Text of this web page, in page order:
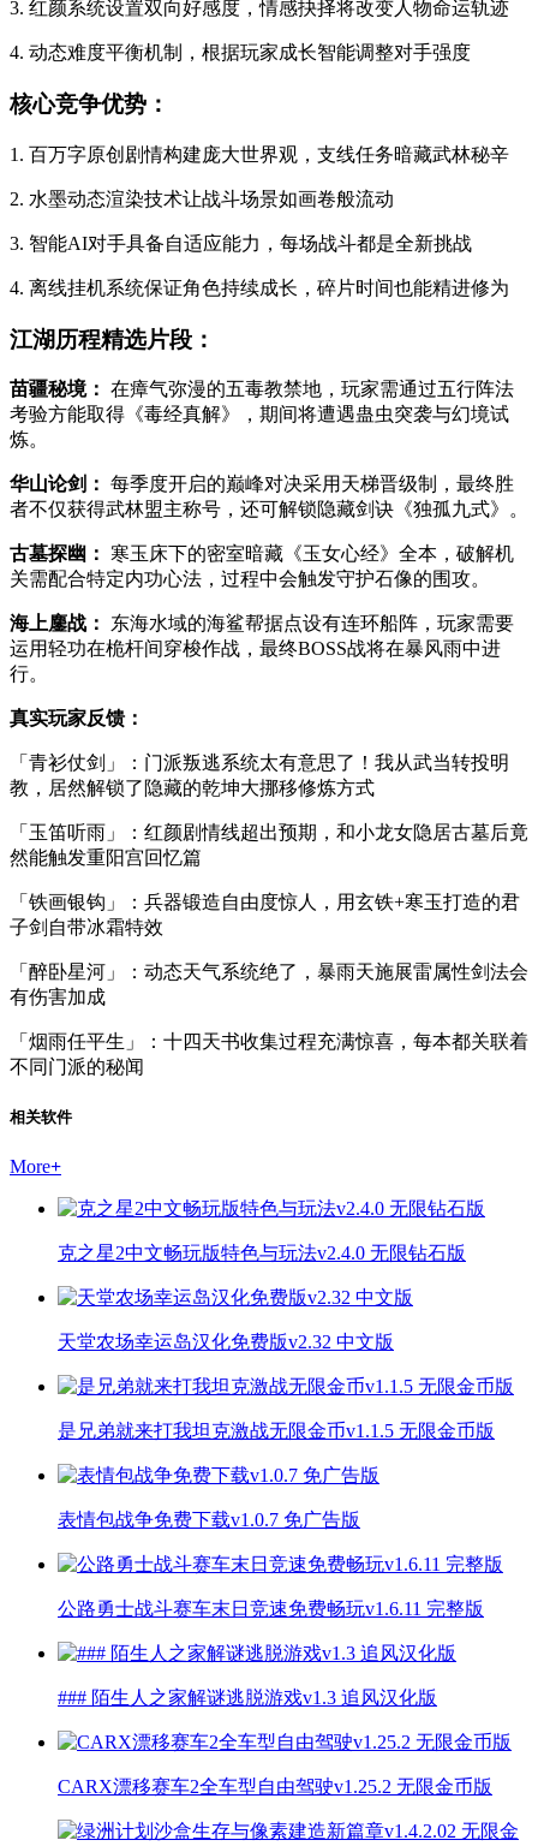
3. 红颜系统设置双向好感度，情感抉择将改变人物命运轨迹
4. 动态难度平衡机制，根据玩家成长智能调整对手强度
核心竞争优势：
1. 百万字原创剧情构建庞大世界观，支线任务暗藏武林秘辛
2. 水墨动态渲染技术让战斗场景如画卷般流动
3. 智能AI对手具备自适应能力，每场战斗都是全新挑战
4. 离线挂机系统保证角色持续成长，碎片时间也能精进修为
江湖历程精选片段：
苗疆秘境： 在瘴气弥漫的五毒教禁地，玩家需通过五行阵法
考验方能取得《毒经真解》，期间将遭遇蛊虫突袭与幻境试
炼。
华山论剑： 每季度开启的巅峰对决采用天梯晋级制，最终胜
者不仅获得武林盟主称号，还可解锁隐藏剑诀《独孤九式》。
古墓探幽：
寒玉床下的密室暗藏《玉女心经》全本，破解机
关需配合特定内功心法，过程中会触发守护石像的围攻。
海上鏖战：
东海水域的海鲨帮据点设有连环船阵，玩家需要
运用轻功在桅杆间穿梭作战，最终BOSS战将在暴风雨中进
行。
真实玩家反馈：
「青衫仗剑」：门派叛逃系统太有意思了！我从武当转投明
教，居然解锁了隐藏的乾坤大挪移修炼方式
「玉笛听雨」：红颜剧情线超出预期，和小龙女隐居古墓后竟
然能触发重阳宫回忆篇
「铁画银钩」：兵器锻造自由度惊人，用玄铁+寒玉打造的君
子剑自带冰霜特效
「醉卧星河」：动态天气系统绝了，暴雨天施展雷属性剑法会
有伤害加成
「烟雨任平生」：十四天书收集过程充满惊喜，每本都关联着
不同门派的秘闻
相关软件
More+
克之星2中文畅玩版特色与玩法v2.4.0 无限钻石版
天堂农场幸运岛汉化免费版v2.32 中文版
是兄弟就来打我坦克激战无限金币v1.1.5 无限金币版
表情包战争免费下载v1.0.7 免广告版
公路勇士战斗赛车末日竞速免费畅玩v1.6.11 完整版
### 陌生人之家解谜逃脱游戏v1.3 追风汉化版
CARX漂移赛车2全车型自由驾驶v1.25.2 无限金币版